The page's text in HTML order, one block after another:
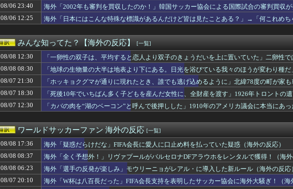
【世界】ベストオブザベスト【ポーランドボール】
ポ
【朗報】韓国人「日本3大温泉に来た理由がこれ」
ニ
海外「全く予想外！」リヴァプールがバルセロナDFアラウホをレンタルで獲得！（海...
ワ
原爆の日を迎えた広島の光景に世界が騒然！←「複雑な気分だ」（海外の反応）
韓国人「韓国サッカー協会、外国人審判に“性接待”報道・・・」→「2002年の審...
海外「Redditで避けた方が良いフォーラムと言えばどこ？」←「日本関連のフォ...
ガ
「あのカートは二度と私の本体に近づけないで」父を締め出した14歳、海外の判定は...
私
【衝撃】韓国人「日本の高校生、腕の長さがおかしい」
ニ
韓国人「オホーツク海高気圧の影響で、昨年より涼しい日本の首都圏について」
ハ
海外「怪我さえなければ」サッカー日本代表DF冨安健洋のクリスタル・パレス移籍決...
海
韓国人「アメリカでビッグフットが発見されました」
ハ
海外「日本のこの道路標識の意味が分からないんですけど…」
ま
大谷翔平の今季中の投手復帰絶望か？←「打者専念で構わないぞ」（海外の反応）
海外「日本政府がトランプ政権の日本コンテンツの無断使用に「懸念」を伝えたぞ」 ...
こ
韓国人「韓国サッカー協会の接待問題が今日まで大騒ぎにならなかった理由がこちら…...
サウジの危機に「知るか」の声！ 中東の嵐は自業自得？（海外の反応）
世
海外「パリで”アメリカ人？”と聞かれて”ウ...
【海外の反応】ベトナム人「ベトナムは先進国よりも数学に秀でているのになぜ後進国...
コ
小泉防衛大臣、熊本地震の林野火災で自衛隊派遣へ！←「迅速な対応だ！」「次の首相...
海
08/06 23:40
海外「2002年も審判を買収したのか！」韓国サッカー協会による国際試合の審判買収が
08/06 12:25
海外「日本にはこんな特殊な標識があるんだけど皆は見たことある？」→「何これめち
みんな知ってた？【海外の反応】 [一覧]
08/08 12:30
「一卵性の双子は、平均すると恋人より双子のきょうだいを上に置いていた」二卵性
逆転するらしい
08/08 08:30
「地球の生物量の大半は地表より下にある。日光を浴びている我々のほうが変わり種
08/07 21:30
「ホッキョクグマが通りに現れたとき、誰でも逃げ込めるように」北緯78度の町が家
08/07 18:30
「死後10年でいちばん多く子どもを産んだ女性に、全財産を渡す」1926年トロントの
08/07 12:30
「カバの肉を“湖のベーコン”と呼んで後押しした」1910年のアメリカ議会に本当にあっ
ワールドサッカーファン 海外の反応 [一覧]
08/08 17:36
海外「疑惑だらけだな」FIFA会長に愛人に口止め料を払っていた疑惑（海外の反応）
08/08 08:37
海外「全く予想外！」リヴァプールがバルセロナDFアラウホをレンタルで獲得！（海外
08/08 06:23
海外「選手の反発が楽しみ」モウリーニョがレアル・に導入した新ルール（海外の反応
08/07 20:10
海外「W杯は八百長だった」FIFA会長支持を表明したサッカー協会に海外大騒ぎ！（海